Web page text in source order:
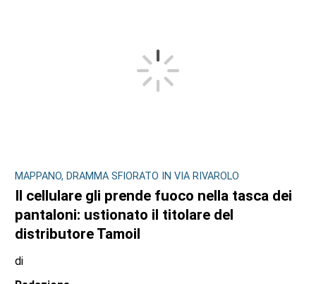
MAPPANO, DRAMMA SFIORATO IN VIA RIVAROLO
Il cellulare gli prende fuoco nella tasca dei
pantaloni: ustionato il titolare del
distributore Tamoil
di